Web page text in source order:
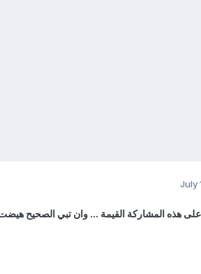
July
هذه المشاركة القيمة ... وان تبي الصحيح